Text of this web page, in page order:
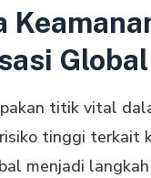
Global
titik vital
tinggi terkait
menjadi